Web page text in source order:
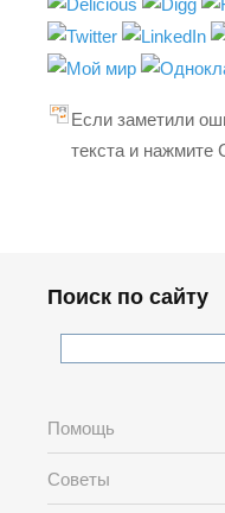
Если заметили
текста и нажмите
Поиск по сайту
Помощь
Советы